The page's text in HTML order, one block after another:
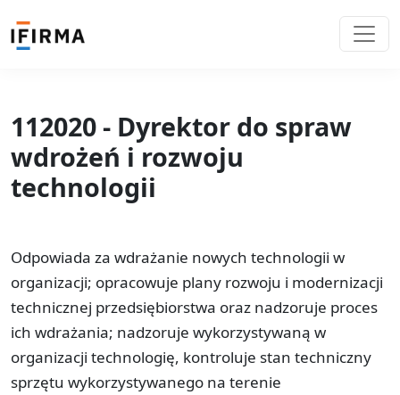
112020 - Dyrektor do spraw
wdrożeń i rozwoju
technologii
Odpowiada za wdrażanie nowych technologii w
organizacji; opracowuje plany rozwoju i modernizacji
technicznej przedsiębiorstwa oraz nadzoruje proces
ich wdrażania; nadzoruje wykorzystywaną w
organizacji technologię, kontroluje stan techniczny
sprzętu wykorzystywanego na terenie